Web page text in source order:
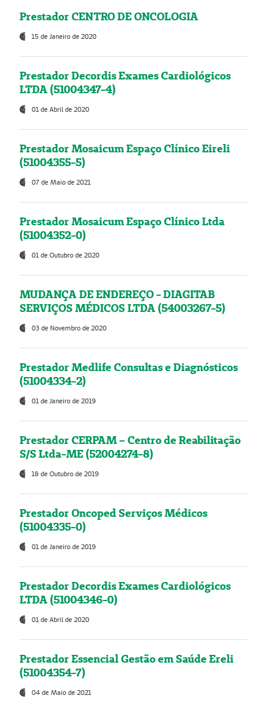
Prestador CENTRO DE ONCOLOGIA
15 de Janeiro de 2020
Prestador Decordis Exames Cardiológicos
LTDA (51004347-4)
01 de Abril de 2020
Prestador Mosaicum Espaço Clínico Eireli
(51004355-5)
07 de Maio de 2021
Prestador Mosaicum Espaço Clínico Ltda
(51004352-0)
01 de Outubro de 2020
MUDANÇA DE ENDEREÇO - DIAGITAB
SERVIÇOS MÉDICOS LTDA (54003267-5)
03 de Novembro de 2020
Prestador Medlife Consultas e Diagnósticos
(51004334-2)
01 de Janeiro de 2019
Prestador CERPAM – Centro de Reabilitação
S/S Ltda-ME (52004274-8)
18 de Outubro de 2019
Prestador Oncoped Serviços Médicos
(51004335-0)
01 de Janeiro de 2019
Prestador Decordis Exames Cardiológicos
LTDA (51004346-0)
01 de Abril de 2020
Prestador Essencial Gestão em Saúde Ereli
(51004354-7)
04 de Maio de 2021